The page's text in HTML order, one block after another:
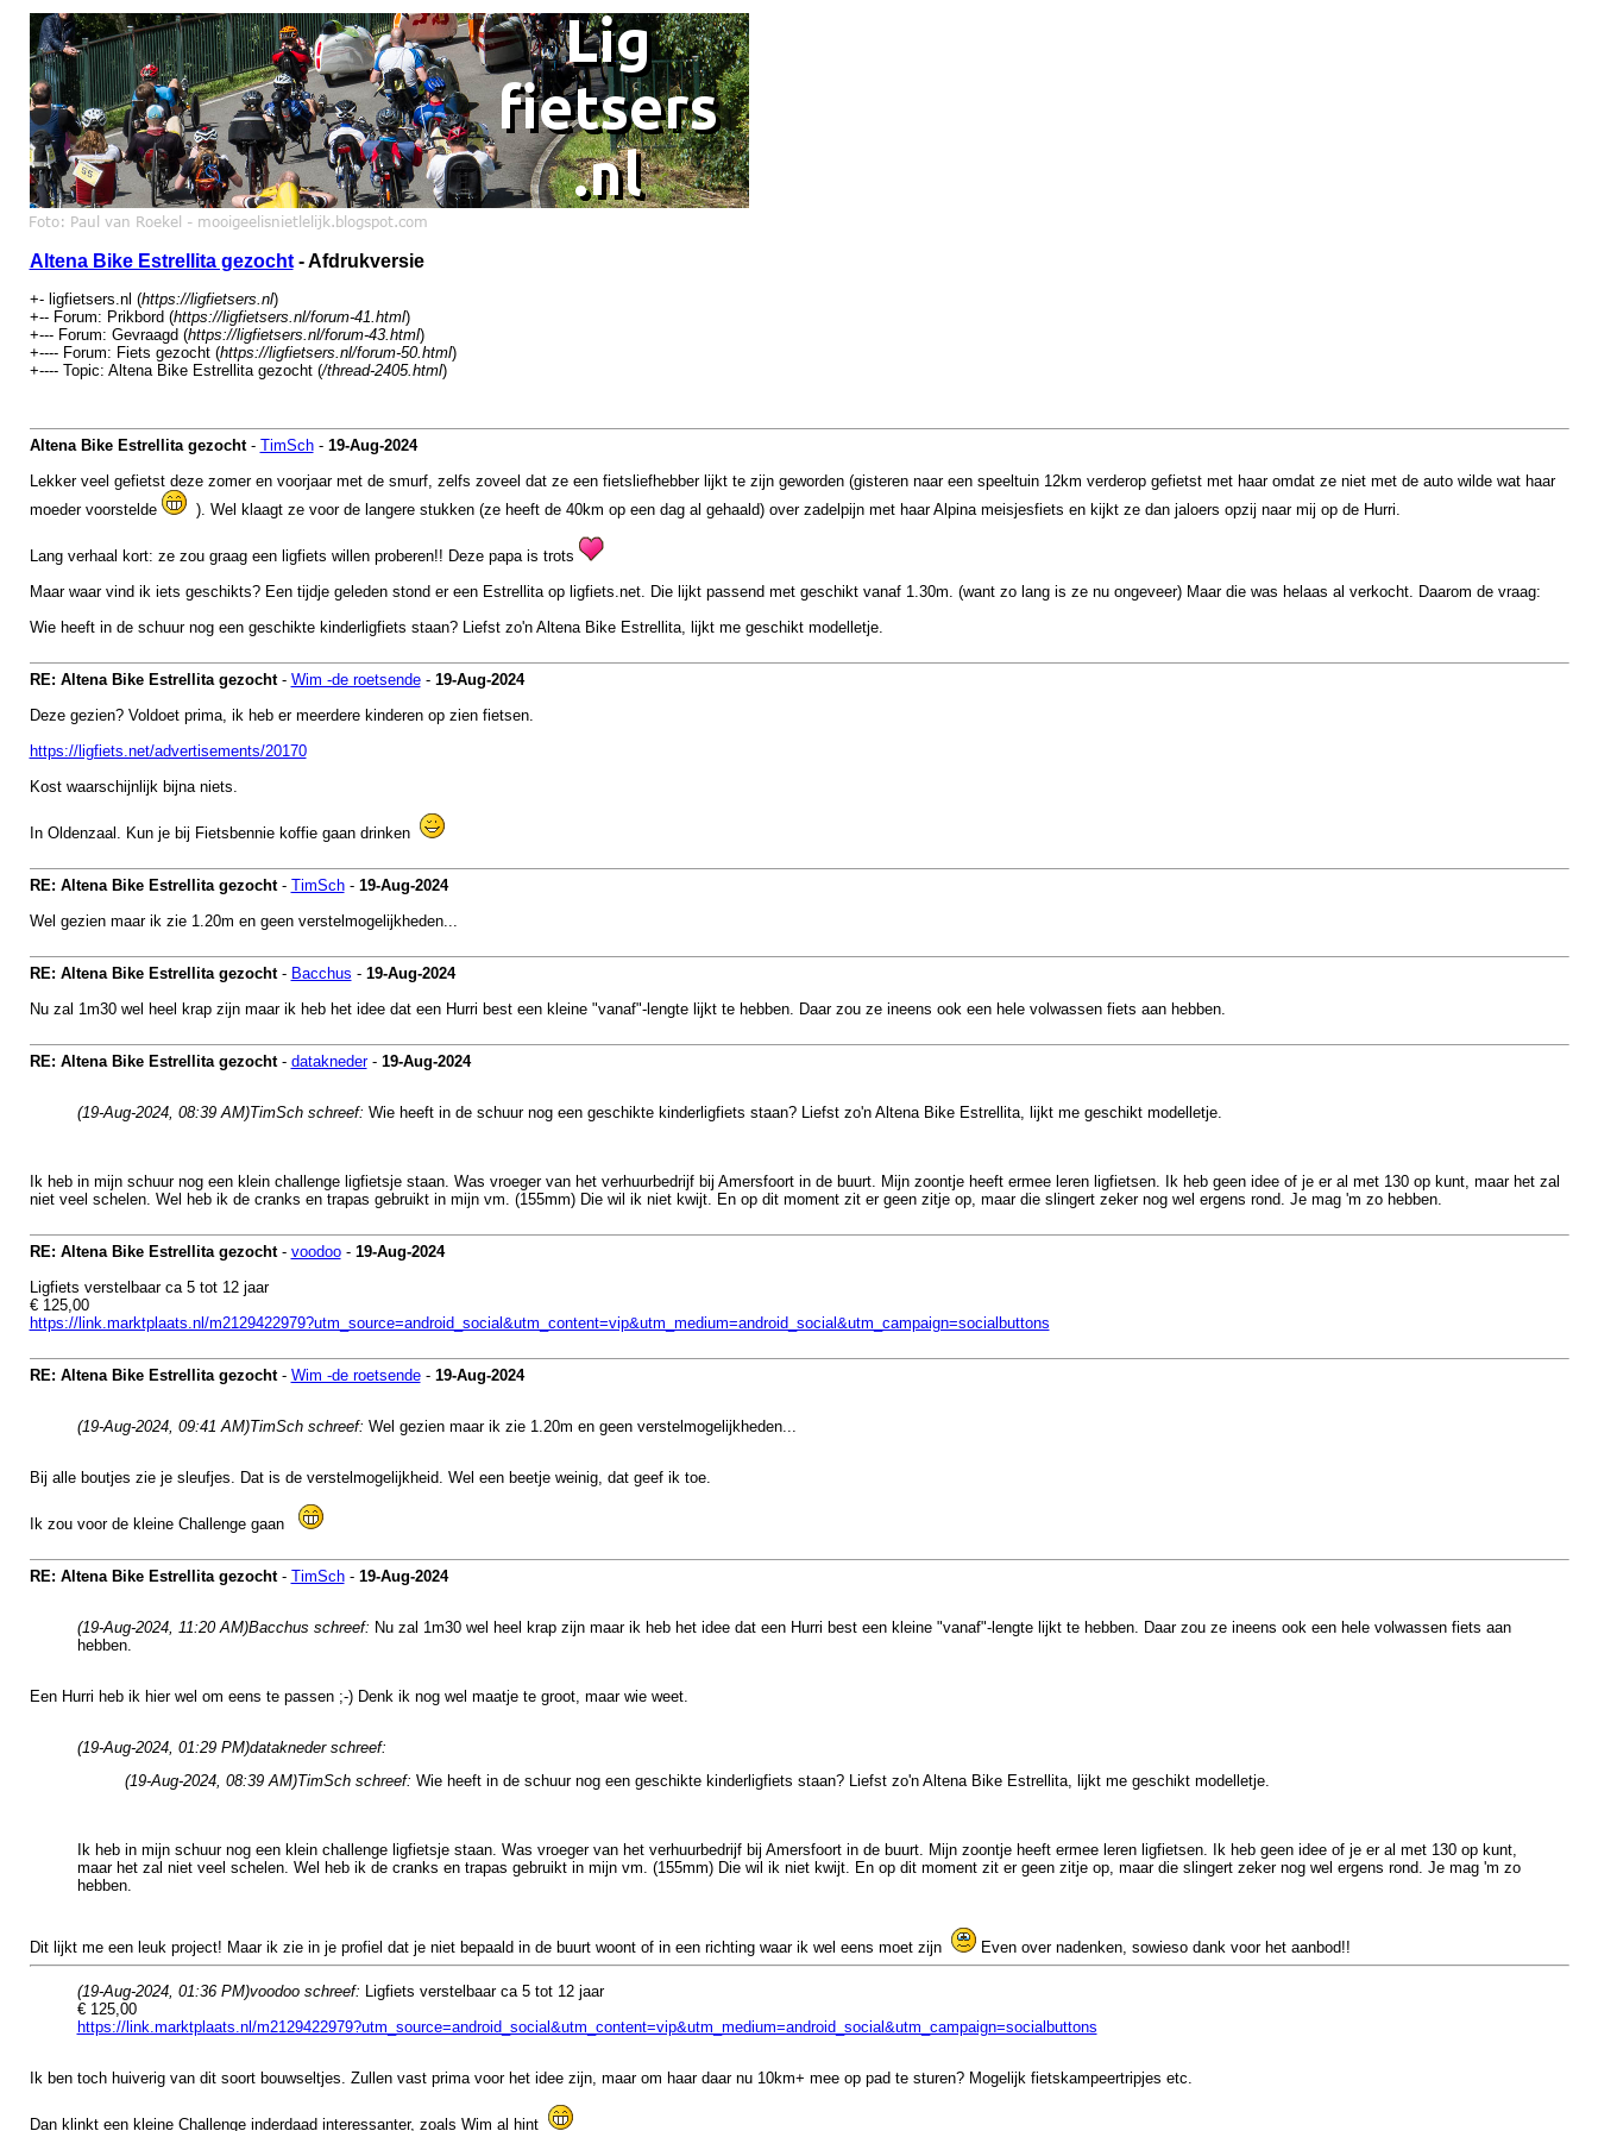
Altena Bike Estrellita gezocht- Afdrukversie
+- ligfietsers.nl (https://ligfietsers.nl)
+-- Forum: Prikbord (https://ligfietsers.nl/forum-41.html)
+--- Forum: Gevraagd (https://ligfietsers.nl/forum-43.html)
+---- Forum: Fiets gezocht (https://ligfietsers.nl/forum-50.html)
+---- Topic: Altena Bike Estrellita gezocht (/thread-2405.html)
Altena Bike Estrellita gezocht- TimSch- 19-Aug-2024
Lekker veel gefietst deze zomer en voorjaar met de smurf, zelfs zoveel dat ze een fietsliefhebber lijkt te zijn geworden (gisteren naar een speeltuin 12km verderop gefietst met haar omdat ze niet met de auto wilde wat haar
moeder voorstelde
). Wel klaagt ze voor de langere stukken (ze heeft de 40km op een dag al gehaald) over zadelpijn met haar Alpina meisjesfiets en kijkt ze dan jaloers opzij naar mij op de Hurri.
Lang verhaal kort: ze zou graag een ligfiets willen proberen!! Deze papa is trots
Maar waar vind ik iets geschikts? Een tijdje geleden stond er een Estrellita op ligfiets.net. Die lijkt passend met geschikt vanaf 1.30m. (want zo lang is ze nu ongeveer) Maar die was helaas al verkocht. Daarom de vraag:
Wie heeft in de schuur nog een geschikte kinderligfiets staan? Liefst zo'n Altena Bike Estrellita, lijkt me geschikt modelletje.
RE: Altena Bike Estrellita gezocht- Wim -de roetsende- 19-Aug-2024
Deze gezien? Voldoet prima, ik heb er meerdere kinderen op zien fietsen.
https://ligfiets.net/advertisements/20170
Kost waarschijnlijk bijna niets.
In Oldenzaal. Kun je bij Fietsbennie koffie gaan drinken
RE: Altena Bike Estrellita gezocht- TimSch- 19-Aug-2024
Wel gezien maar ik zie 1.20m en geen verstelmogelijkheden...
RE: Altena Bike Estrellita gezocht- Bacchus - 19-Aug-2024
Nu zal 1m30 wel heel krap zijn maar ik heb het idee dat een Hurri best een kleine "vanaf"-lengte lijkt te hebben. Daar zou ze ineens ook een hele volwassen fiets aan hebben.
RE: Altena Bike Estrellita gezocht- datakneder- 19-Aug-2024
(19-Aug-2024, 08:39 AM)TimSch schreef: Wie heeft in de schuur nog een geschikte kinderligfiets staan? Liefst zo'n Altena Bike Estrellita, lijkt me geschikt modelletje.
Ik heb in mijn schuur nog een klein challenge ligfietsje staan. Was vroeger van het verhuurbedrijf bij Amersfoort in de buurt. Mijn zoontje heeft ermee leren ligfietsen. Ik heb geen idee of je er al met 130 op kunt, maar het zal
niet veel schelen. Wel heb ik de cranks en trapas gebruikt in mijn vm. (155mm) Die wil ik niet kwijt. En op dit moment zit er geen zitje op, maar die slingert zeker nog wel ergens rond. Je mag 'm zo hebben.
RE: Altena Bike Estrellita gezocht- voodoo- 19-Aug-2024
Ligfiets verstelbaar ca 5 tot 12 jaar
€ 125,00
https://link.marktplaats.nl/m2129422979?utm_source=android_social&utm_content=vip&utm_medium=android_social&utm_campaign=socialbuttons
RE: Altena Bike Estrellita gezocht- Wim -de roetsende- 19-Aug-2024
(19-Aug-2024, 09:41 AM)TimSch schreef: Wel gezien maar ik zie 1.20m en geen verstelmogelijkheden...
Bij alle boutjes zie je sleufjes. Dat is de verstelmogelijkheid. Wel een beetje weinig, dat geef ik toe.
Ik zou voor de kleine Challenge gaan
RE: Altena Bike Estrellita gezocht- TimSch- 19-Aug-2024
(19-Aug-2024, 11:20 AM)Bacchus schreef: Nu zal 1m30 wel heel krap zijn maar ik heb het idee dat een Hurri best een kleine "vanaf"-lengte lijkt te hebben. Daar zou ze ineens ook een hele volwassen fiets aan
hebben.
Een Hurri heb ik hier wel om eens te passen ;-) Denk ik nog wel maatje te groot, maar wie weet.
(19-Aug-2024, 01:29 PM)datakneder schreef:
(19-Aug-2024, 08:39 AM)TimSch schreef: Wie heeft in de schuur nog een geschikte kinderligfiets staan? Liefst zo'n Altena Bike Estrellita, lijkt me geschikt modelletje.
Ik heb in mijn schuur nog een klein challenge ligfietsje staan. Was vroeger van het verhuurbedrijf bij Amersfoort in de buurt. Mijn zoontje heeft ermee leren ligfietsen. Ik heb geen idee of je er al met 130 op kunt,
maar het zal niet veel schelen. Wel heb ik de cranks en trapas gebruikt in mijn vm. (155mm) Die wil ik niet kwijt. En op dit moment zit er geen zitje op, maar die slingert zeker nog wel ergens rond. Je mag 'm zo
hebben.
Dit lijkt me een leuk project! Maar ik zie in je profiel dat je niet bepaald in de buurt woont of in een richting waar ik wel eens moet zijn Even over nadenken, sowieso dank voor het aanbod!!
(19-Aug-2024, 01:36 PM)voodoo schreef: Ligfiets verstelbaar ca 5 tot 12 jaar
€ 125,00
https://link.marktplaats.nl/m2129422979?utm_source=android_social&utm_content=vip&utm_medium=android_social&utm_campaign=socialbuttons
Ik ben toch huiverig van dit soort bouwseltjes. Zullen vast prima voor het idee zijn, maar om haar daar nu 10km+ mee op pad te sturen? Mogelijk fietskampeertripjes etc.
Dan klinkt een kleine Challenge inderdaad interessanter, zoals Wim al hint